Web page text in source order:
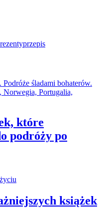
przepis
które
podróży po
książek